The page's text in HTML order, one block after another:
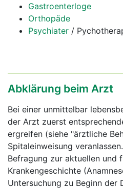
Gastroenterloge
Orthopäde
Psychiater /
Abklärung beim Arzt
Bei einer unmittelbar
der Arzt zuerst
ergreifen (siehe "ärztliche
Spitaleinweisung
Befragung zur aktuellen und
Krankengeschichte
Untersuchung zu Beginn der